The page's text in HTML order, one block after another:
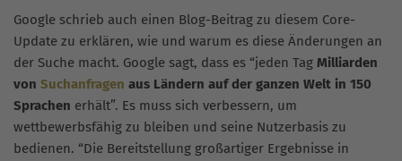
Google schrieb auch einen Blog-Beitrag zu diesem Core-
Update zu erklären, wie und warum es diese Änderungen an
der Suche macht. Google sagt, dass es “jeden Tag Milliarden
von Suchanfragen aus Ländern auf der ganzen Welt in 150
Sprachen erhält”. Es muss sich verbessern, um
wettbewerbsfähig zu bleiben und seine Nutzerbasis zu
bedienen. “Die Bereitstellung großartiger Ergebnisse in